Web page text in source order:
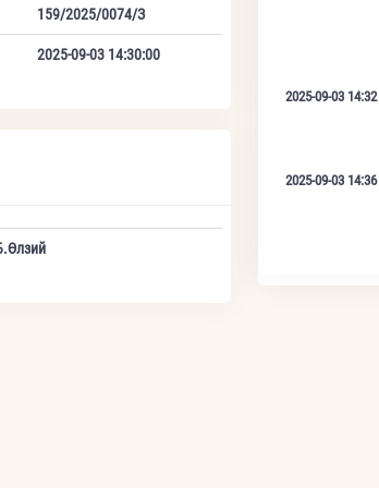
159/2025/0074/З
2025-09-03 14:30:00
2025-09-03 14:32
2025-09-03 14:36